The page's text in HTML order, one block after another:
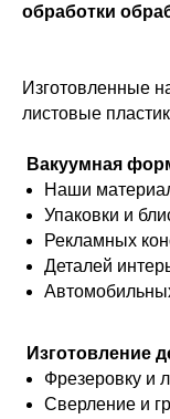
обработки
Изготовленные
листовые
Вакуумная
Наши
Упаковки и
Рекламных
Деталей
Изготовление
Фрезеровку и
Сверление и